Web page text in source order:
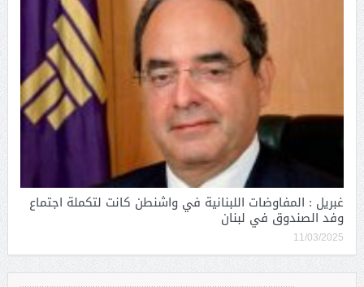
غبريل : المفاوضات اللبنانية في واشنطن كانت لتكملة اجتماع
وفد الصندوق في لبنان
11/03/2025